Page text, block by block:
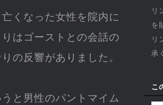
くなった女性を院内に
はゴーストとの会話の
の反響がありました。
と男性のパントマイム
リ
を
リ
承
こ